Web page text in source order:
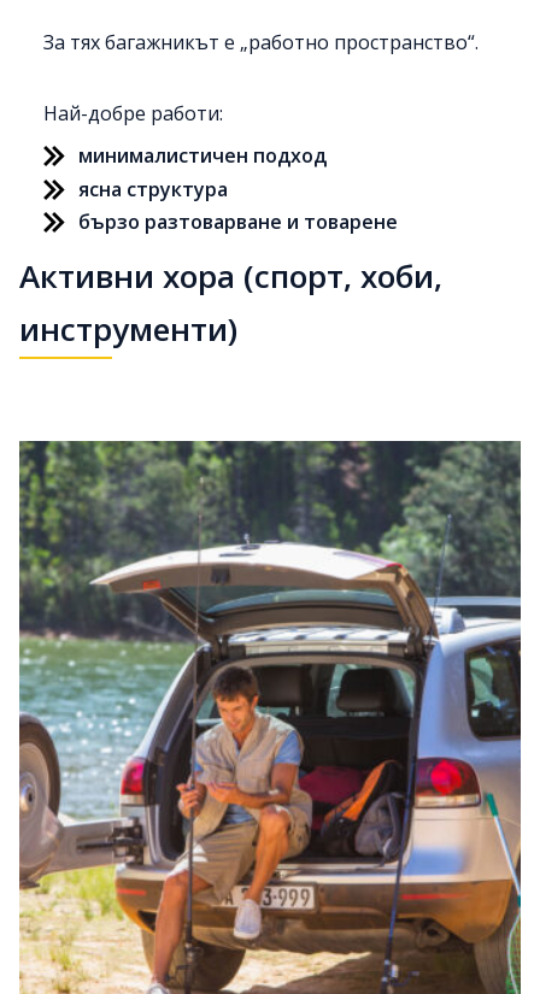
За тях багажникът е „работно пространство“.
Най-добре работи:
минималистичен подход
ясна структура
бързо разтоварване и товарене
Активни хора (спорт, хоби,
инструменти)